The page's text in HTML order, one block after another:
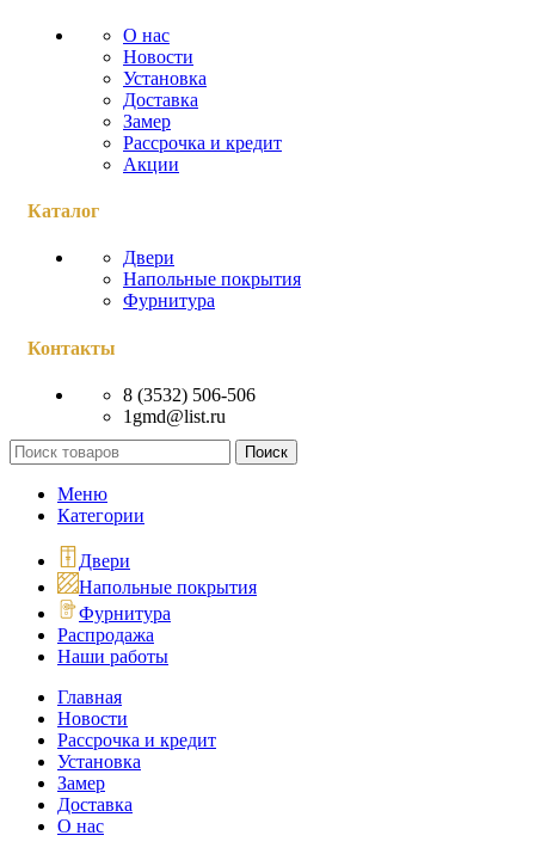
О нас
Новости
Установка
Доставка
Замер
Рассрочка и кредит
Акции
Каталог
Двери
Напольные покрытия
Фурнитура
Контакты
8 (3532) 506-506
1gmd@list.ru
Поиск
Меню
Категории
Двери
Напольные покрытия
Фурнитура
Распродажа
Наши работы
Главная
Новости
Рассрочка и кредит
Установка
Замер
Доставка
О нас